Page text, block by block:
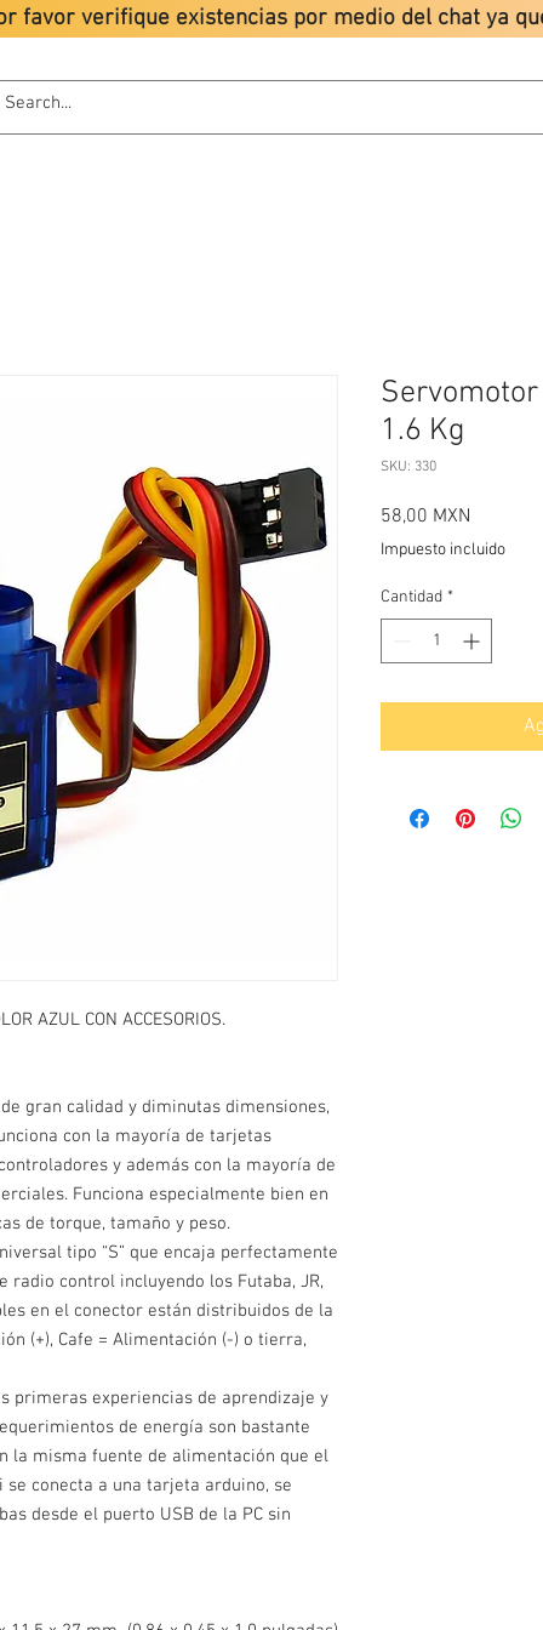
favor verifique existencias por medio del chat ya
AZUL CON ACCESORIOS.
gran calidad y diminutas dimensiones,
con la mayoría de tarjetas
y además con la mayoría de
Funciona especialmente bien en
de torque, tamaño y peso.
tipo “S” que encaja perfectamente
control incluyendo los Futaba, JR,
en el conector están distribuidos de la
(+), Cafe = Alimentación (-) o tierra,
primeras experiencias de aprendizaje y
de energía son bastante
la misma fuente de alimentación que el
conecta a una tarjeta arduino, se
desde el puerto USB de la PC sin
1.6 Kg
SKU: 330
58,00 MXN
Impuesto incluido
Cantidad *